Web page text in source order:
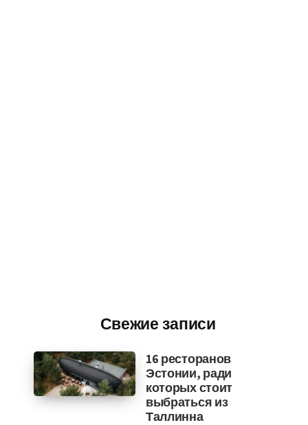
Свежие записи
16 ресторанов
Эстонии, ради
которых стоит
выбраться из
Таллинна